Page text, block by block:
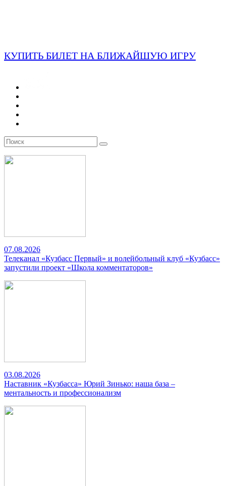
КУПИТЬ БИЛЕТ НА БЛИЖАЙШУЮ ИГРУ
07.08.2026
Телеканал «Кузбасс Первый» и волейбольный клуб «Кузбасс»
запустили проект «Школа комментаторов»
03.08.2026
Наставник «Кузбасса» Юрий Зинько: наша база –
ментальность и профессионализм